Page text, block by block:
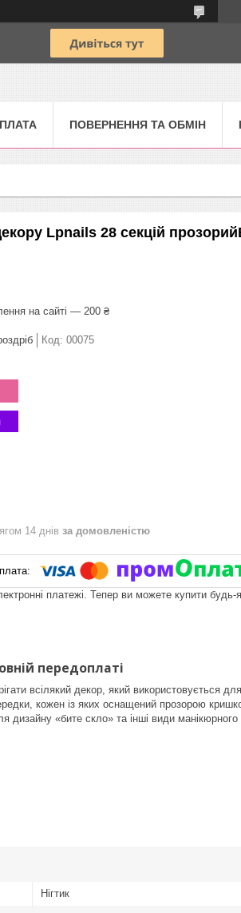
ПОВЕРНЕННЯ ТА ОБМІН
Lpnails 28 секцій
на сайті — 200 ₴
Код: 00075
14 днів за домовленістю
платежі. Тепер ви можете купити
передоплаті
всілякий декор, який використовується
кожен із яких оснащений прозорою
дизайну «бите скло» та інші види
Нігтик